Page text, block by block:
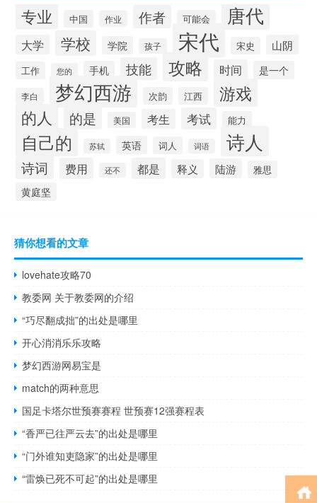
专业 中国 作业 作者 可能会 唐代
大学 学校 学院 孩子 宋代 宋史 山阴
工作 您的 手机 技能 攻略 时间 是一个
李白 梦幻西游 次韵 江西 游戏
的人 的是 美国 考生 考试 能力
自己的 苏轼 英语 词人 词语 诗人
诗词 费用 还不 都是 释义 陆游 雅思
黄庭坚
猜你想看的文章
lovehate攻略70
教委网 关于教委网的介绍
“巧尽翻成拙”的出处是哪里
开心消消乐乐攻略
梦幻西游网易宝是
match的两种意思
国足卡塔尔世预赛赛程 世预赛12强赛程表
“香严已往严云去”的出处是哪里
“门外谁知吏隐家”的出处是哪里
“雷焕已死不可起”的出处是哪里